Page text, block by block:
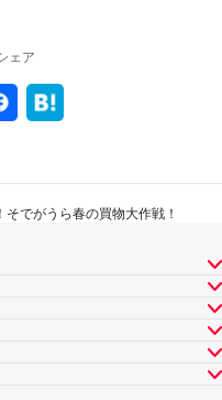
ェア
でがうら春の買物大作戦！